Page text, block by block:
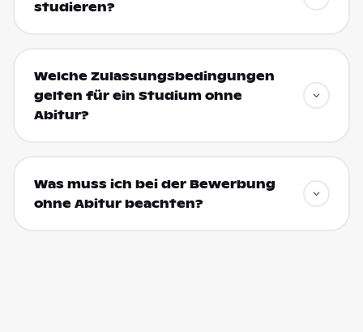
studieren?
Welche Zulassungsbedingungen
gelten für ein Studium ohne
Abitur?
Was muss ich bei der Bewerbung
ohne Abitur beachten?